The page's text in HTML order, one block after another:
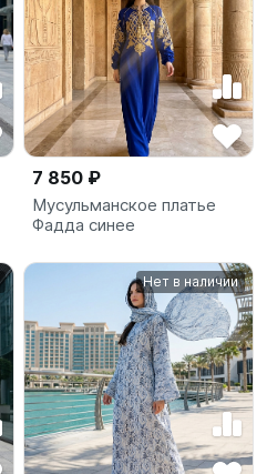
7 850 ₽
Мусульманское платье
Фадда синее
Нет в наличии